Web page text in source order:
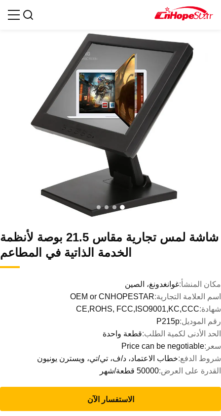
شاشة لمس تجارية مقاس 21.5 بوصة لأنظمة
الخدمة الذاتية في المطاعم
مكان المنشأ:غوانغدونغ، الصين
اسم العلامة التجارية:OEM or CNHOPESTAR
شهادة:CE,ROHS, FCC,ISO9001,KC,CCC
رقم الموديل:P215p
الحد الأدنى لكمية الطلب:قطعة واحدة
سعر:Price can be negotiable
شروط الدفع:خطاب الاعتماد، د/ف، تي/تي، ويسترن يونيون
القدرة على العرض:50000 قطعة/شهر
الاستفسار الآن